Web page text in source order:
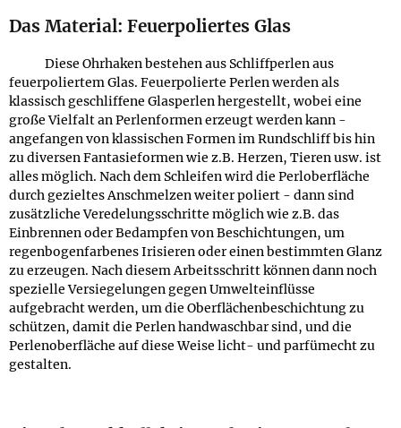
Das Material: Feuerpoliertes Glas
Diese Ohrhaken bestehen aus Schliffperlen aus
feuerpoliertem Glas. Feuerpolierte Perlen werden als
klassisch geschliffene Glasperlen hergestellt, wobei eine
große Vielfalt an Perlenformen erzeugt werden kann -
angefangen von klassischen Formen im Rundschliff bis hin
zu diversen Fantasieformen wie z.B. Herzen, Tieren usw. ist
alles möglich. Nach dem Schleifen wird die Perloberfläche
durch gezieltes Anschmelzen weiter poliert - dann sind
zusätzliche Veredelungsschritte möglich wie z.B. das
Einbrennen oder Bedampfen von Beschichtungen, um
regenbogenfarbenes Irisieren oder einen bestimmten Glanz
zu erzeugen. Nach diesem Arbeitsschritt können dann noch
spezielle Versiegelungen gegen Umwelteinflüsse
aufgebracht werden, um die Oberflächenbeschichtung zu
schützen, damit die Perlen handwaschbar sind, und die
Perlenoberfläche auf diese Weise licht- und parfümecht zu
gestalten.